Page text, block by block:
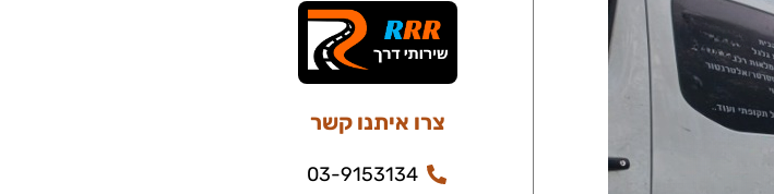
צרו איתנו קשר
03-9153134